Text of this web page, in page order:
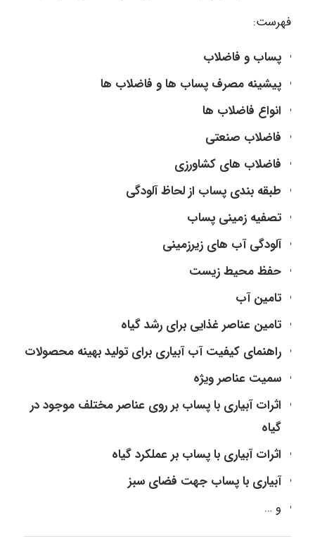
فهرست:
پساب و فاضلاب
پیشینه مصرف پساب ها و فاضلاب ها
انواع فاضلاب ها
فاضلاب صنعتی
فاضلاب های کشاورزی
طبقه بندی پساب از لحاظ آلودگی
تصفیه زمینی پساب
آلودگی آب های زیرزمینی
حفظ محیط زیست
تامین آب
تامین عناصر غذایی برای رشد گیاه
راهنمای کیفیت آب آبیاری برای تولید بهینه محصولات
سمیت عناصر ویژه
اثرات آبیاری با پساب بر روی عناصر مختلف موجود در
گیاه
اثرات آبیاری با پساب بر عملکرد گیاه
آبیاری با پساب جهت فضای سبز
و …